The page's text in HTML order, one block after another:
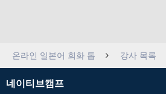
온라인 일본어 회화 톱 강사 목록
네이티브캠프